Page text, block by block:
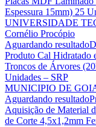
Espessura 15mm) 25
UNIVERSIDADE
Cornélio Procópio
Aguardando resultado
Produto Cal Hidratado
Troncos de Árvores
Unidades – SRP
MUNICIPIO DE
Aguardando resultado
Aquisição de Material
de Corte 4,5x1,2mm